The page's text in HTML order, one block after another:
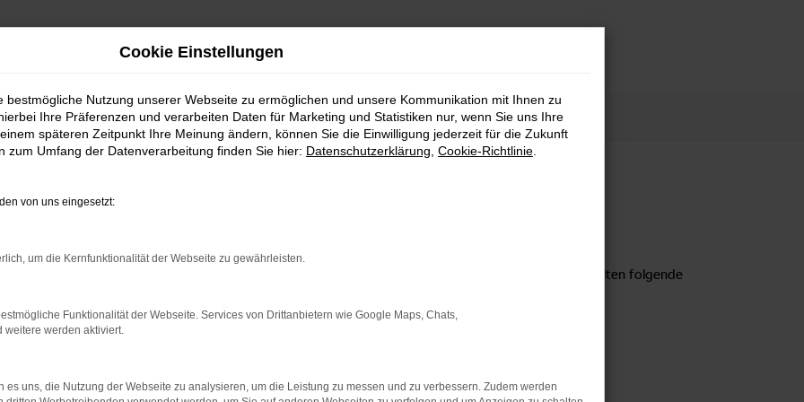
in Einklang mit den einschlägigen Vorschriften zur Barrierefreiheit zu gestalten. Für uns gelten folgende
(Landes-Behindertengleichstellungsgesetz - L-BGG) und L-BGG-Durchführungsverordnung
Cookie Einstellungen
bestmögliche Nutzung unserer Webseite zu ermöglichen und unsere Kommunikation mit Ihnen zu
Ihre Präferenzen und verarbeiten Daten für Marketing und Statistiken nur, wenn Sie uns Ihre
späteren Zeitpunkt Ihre Meinung ändern, können Sie die Einwilligung jederzeit für die Zukunft
zum Umfang der Datenverarbeitung finden Sie hier: Datenschutzerklärung Cookie-Richtlinie
von uns eingesetzt:
um die Kernfunktionalität der Webseite zu gewährleisten.
Funktionalität der Webseite. Services von Drittanbietern wie Google Maps, Chats,
weitere werden aktiviert.
es uns, die Nutzung der Webseite zu analysieren, um die Leistung zu messen und zu verbessern. Zudem werden